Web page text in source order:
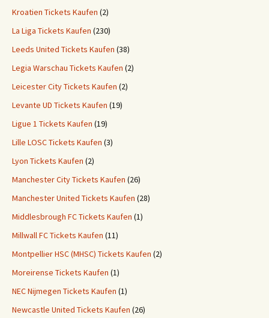
Kroatien Tickets Kaufen (2)
La Liga Tickets Kaufen (230)
Leeds United Tickets Kaufen (38)
Legia Warschau Tickets Kaufen (2)
Leicester City Tickets Kaufen (2)
Levante UD Tickets Kaufen (19)
Ligue 1 Tickets Kaufen (19)
Lille LOSC Tickets Kaufen (3)
Lyon Tickets Kaufen (2)
Manchester City Tickets Kaufen (26)
Manchester United Tickets Kaufen (28)
Middlesbrough FC Tickets Kaufen (1)
Millwall FC Tickets Kaufen (11)
Montpellier HSC (MHSC) Tickets Kaufen (2)
Moreirense Tickets Kaufen (1)
NEC Nijmegen Tickets Kaufen (1)
Newcastle United Tickets Kaufen (26)